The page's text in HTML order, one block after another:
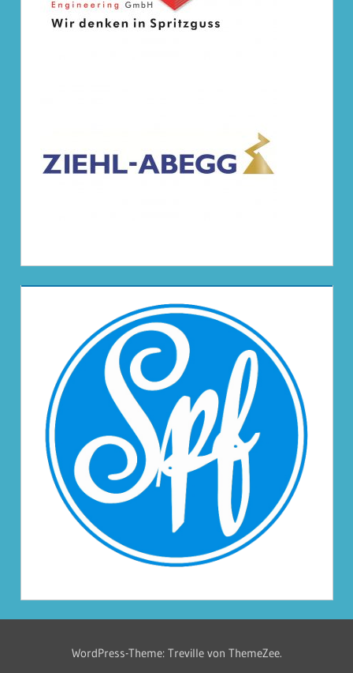
WordPress-Theme: Treville von ThemeZee.